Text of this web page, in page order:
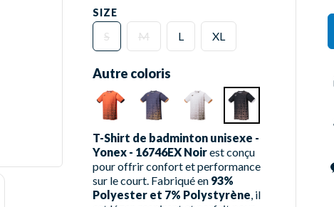
SIZE
S M L XL
Autre coloris
T-Shirt de badminton unisexe -
Yonex - 16746EX Noirest conçu
pour offrir confort et performance
sur le court. Fabriqué en 93%
Polyester et 7% Polystyrène , il